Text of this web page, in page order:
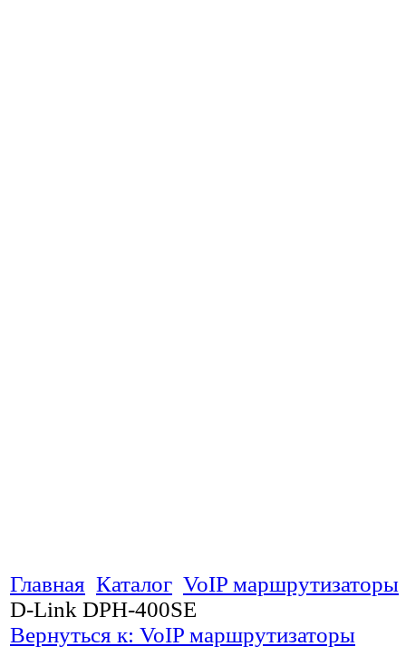
Главная Каталог VoIP маршрутизаторы
D-Link DPH-400SE
Вернуться к: VoIP маршрутизаторы